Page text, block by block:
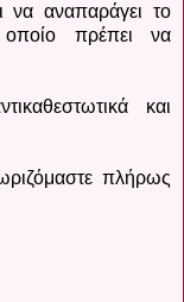
να αναπαράγει το
πρέπει να
και
πλήρως